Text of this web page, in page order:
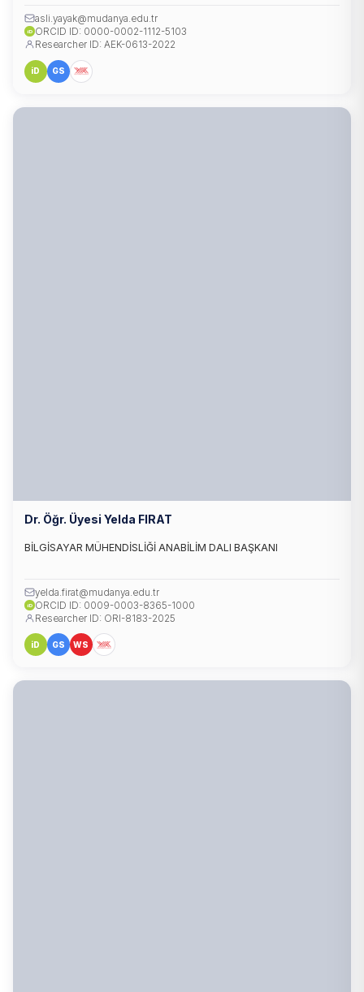
asli.yayak@mudanya.edu.tr
iD ORCID ID: 0000-0002-1112-5103
Researcher ID: AEK-0613-2022
iD GS
Dr. Öğr. Üyesi Yelda FIRAT
BİLGİSAYAR MÜHENDİSLİĞİ ANABİLİM DALI BAŞKANI
yelda.firat@mudanya.edu.tr
iD ORCID ID: 0009-0003-8365-1000
Researcher ID: ORI-8183-2025
iD GS WS